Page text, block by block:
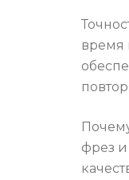
время
фрез и